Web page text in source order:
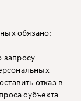
обязано:
запросу
отказ в
субъекта